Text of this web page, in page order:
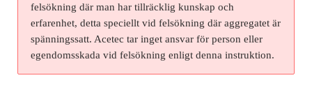
felsökning där man har tillräcklig kunskap och
erfarenhet, detta speciellt vid felsökning där aggregatet är
spänningssatt. Acetec tar inget ansvar för person eller
egendomsskada vid felsökning enligt denna instruktion.